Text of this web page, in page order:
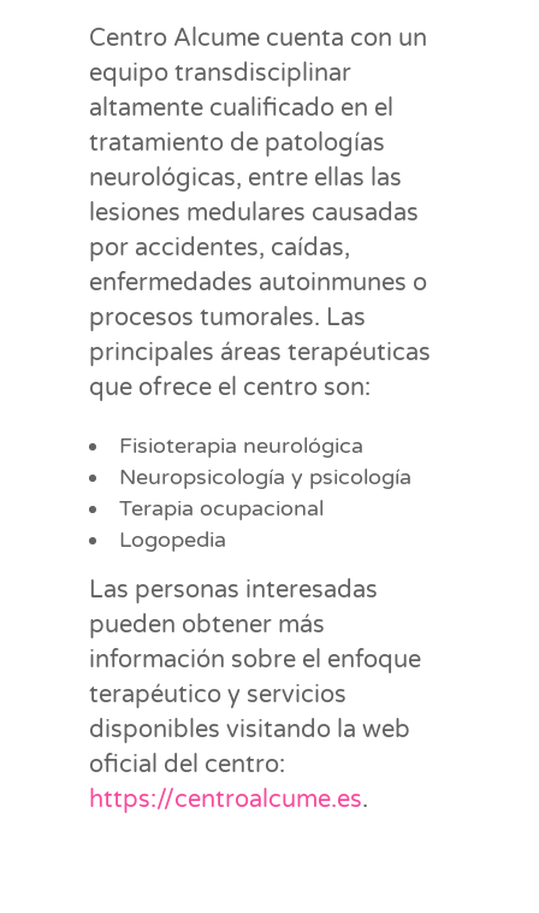
Centro Alcume cuenta con un
equipo transdisciplinar
altamente cualificado en el
tratamiento de patologías
neurológicas, entre ellas las
lesiones medulares causadas
por accidentes, caídas,
enfermedades autoinmunes o
procesos tumorales. Las
principales áreas terapéuticas
que ofrece el centro son:
Fisioterapia neurológica
Neuropsicología y psicología
Terapia ocupacional
Logopedia
Las personas interesadas
pueden obtener más
información sobre el enfoque
terapéutico y servicios
disponibles visitando la web
oficial del centro:
https://centroalcume.es.